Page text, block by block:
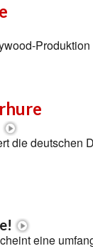
Produktion
die deutschen
eine